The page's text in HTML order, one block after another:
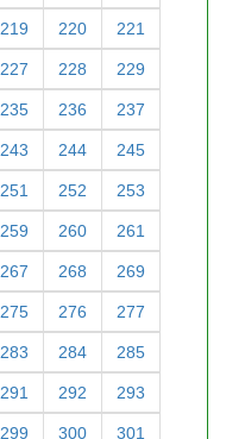
219 220 221
227 228 229
235 236 237
243 244 245
251 252 253
259 260 261
267 268 269
275 276 277
283 284 285
291 292 293
299 300 301